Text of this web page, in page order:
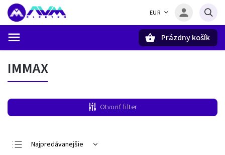
EUR
Prázdny košík
IMMAX
Otvoriť filter
Najpredávanejšie